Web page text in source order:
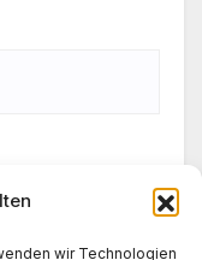
wir Technologien
und meine